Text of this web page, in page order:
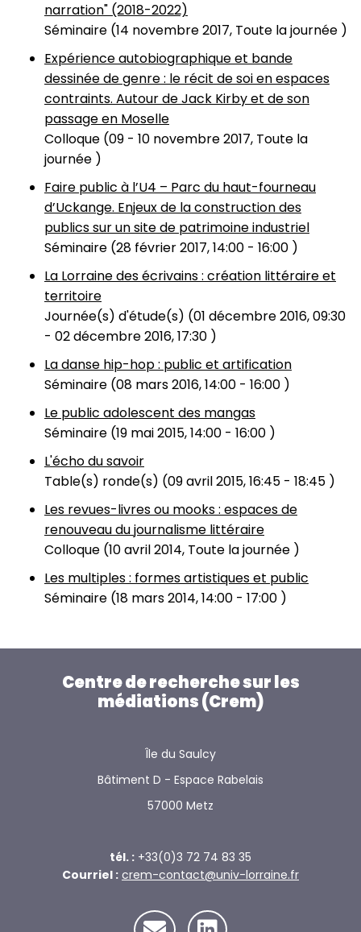
narration" (2018-2022)
Séminaire (14 novembre 2017, Toute la journée )
Expérience autobiographique et bande
dessinée de genre : le récit de soi en espaces
contraints. Autour de Jack Kirby et de son
passage en Moselle
Colloque (09 - 10 novembre 2017, Toute la
journée )
Faire public à l’U4 – Parc du haut-fourneau
d’Uckange. Enjeux de la construction des
publics sur un site de patrimoine industriel
Séminaire (28 février 2017, 14:00 - 16:00 )
La Lorraine des écrivains : création littéraire et
territoire
Journée(s) d'étude(s) (01 décembre 2016, 09:30
- 02 décembre 2016, 17:30 )
La danse hip-hop : public et artification
Séminaire (08 mars 2016, 14:00 - 16:00 )
Le public adolescent des mangas
Séminaire (19 mai 2015, 14:00 - 16:00 )
L'écho du savoir
Table(s) ronde(s) (09 avril 2015, 16:45 - 18:45 )
Les revues-livres ou mooks : espaces de
renouveau du journalisme littéraire
Colloque (10 avril 2014, Toute la journée )
Les multiples : formes artistiques et public
Séminaire (18 mars 2014, 14:00 - 17:00 )
Centre de recherche sur les
médiations (Crem)
Île du Saulcy
Bâtiment D - Espace Rabelais
57000 Metz
tél. : +33(0)3 72 74 83 35
Courriel : crem-contact@univ-lorraine.fr